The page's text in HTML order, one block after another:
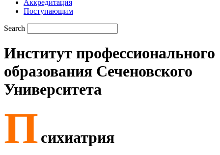
Аккредитация
Поступающим
Search
Институт профессионального
образования Сеченовского
Университета
Психиатрия